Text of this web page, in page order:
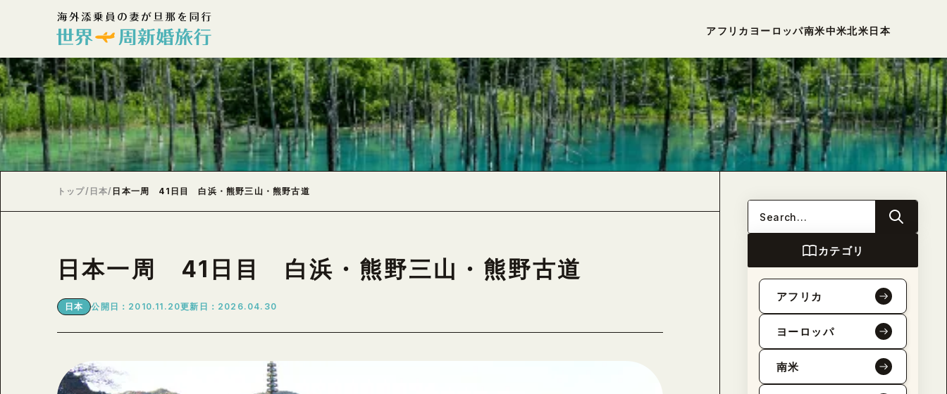
アフリカ ヨーロッパ南米中米北米日本
トップ/ 日本/ 日本一周 41日目 白浜・熊野三山・熊野古道
日本一周 41日目 白浜・熊野三山・熊野古道
日本 公開日：2010.11.20更新日：2026.04.30
カテゴリ
アフリカ
ヨーロッパ
南米